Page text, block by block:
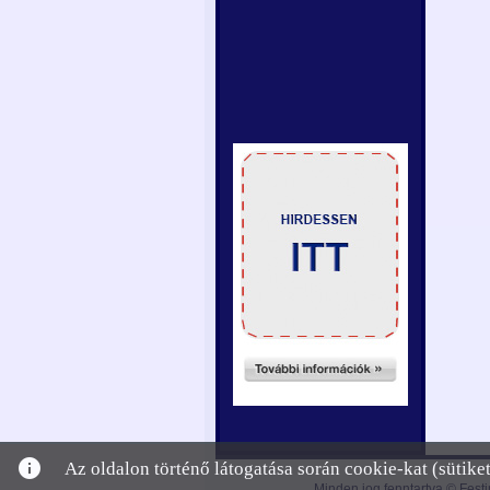
info
Az oldalon történő látogatása során cookie-kat